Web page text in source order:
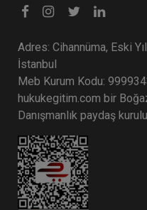
Adres: Cihannüma, Eski
İstanbul
Meb Kurum Kodu:
hukukegitim.com bir
Danışmanlık paydaş